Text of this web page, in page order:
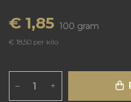
€ 1,85 100 gram
€ 18,50 per kilo
– +